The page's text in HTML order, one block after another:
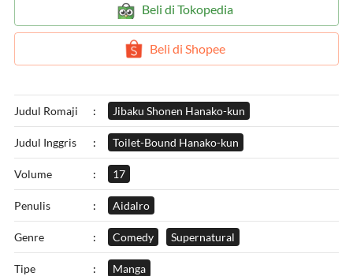
` Beli di Tokopedia
` Beli di Shopee
Judul Romaji : Jibaku Shonen Hanako-kun
Judul Inggris : Toilet-Bound Hanako-kun
Volume : 17
Penulis : Aidalro
Genre : Comedy Supernatural
Tipe : Manga